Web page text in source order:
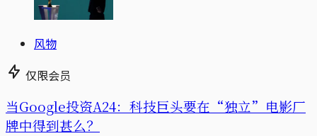
风物
仅限会员
当Google投资A24：科技巨头要在“独立”电影厂
牌中得到甚么？